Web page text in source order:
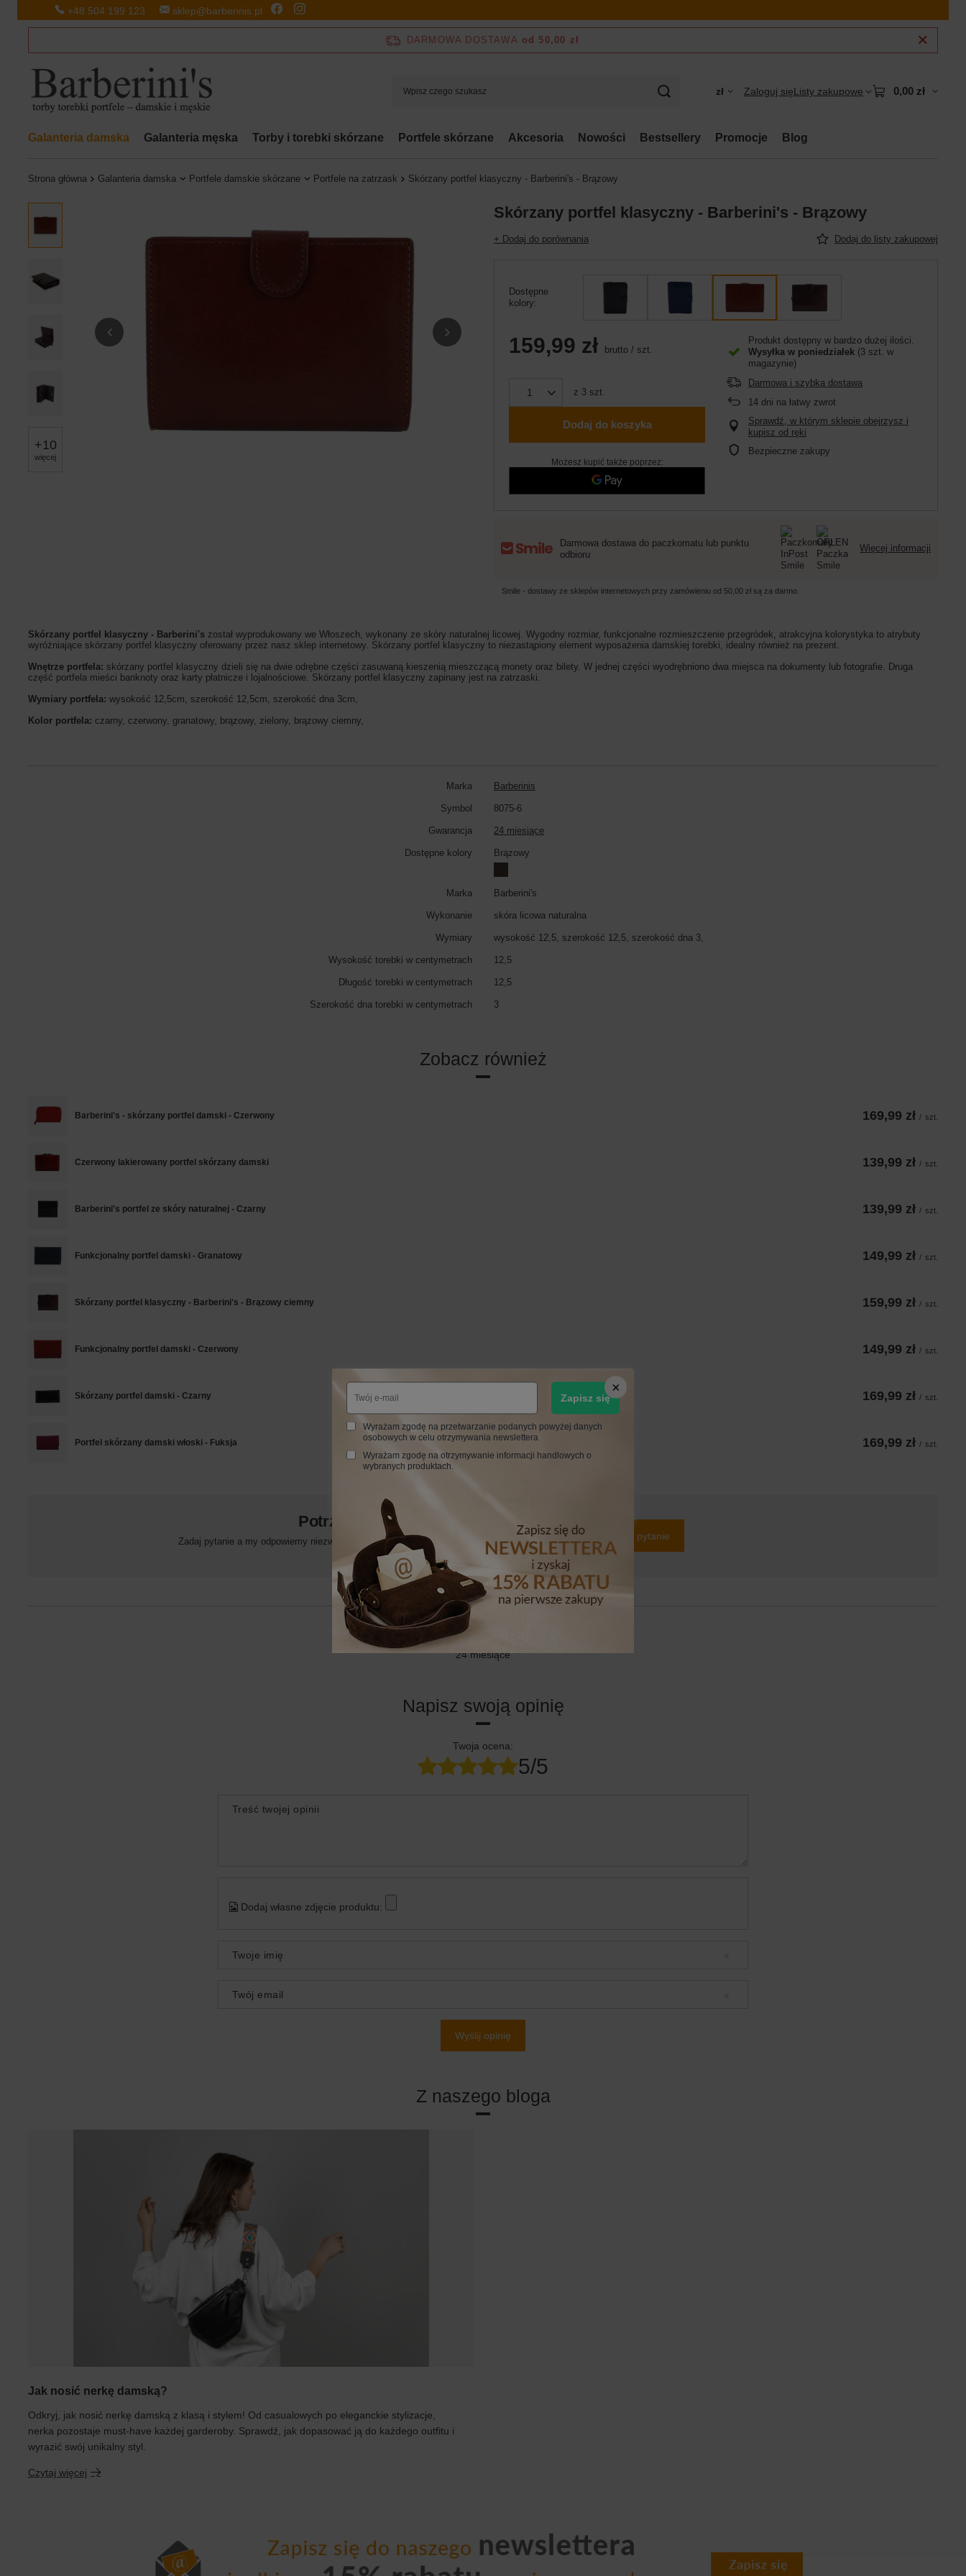
+48 504 199 123 sklep@barberinis.pl
DARMOWA DOSTAWA od 50,00 zł
zł Zaloguj sięListy zakupowe 0,00 zł
Galanteria damska Galanteria męska Torby i torebki skórzane Portfele skórzane Akcesoria Nowości Bestsellery Promocje Blog
Strona główna Galanteria damska Portfele damskie skórzane Portfele na zatrzask Skórzany portfel klasyczny - Barberini's - Brązowy
+10
więcej
Skórzany portfel klasyczny - Barberini's - Brązowy
+ Dodaj do porównania Dodaj do listy zakupowej
Dostępne
kolory
159,99 zł brutto / szt.
z 3 szt.
Dodaj do koszyka
Możesz kupić także poprzez:
Produkt dostępny w bardzo dużej ilości
Wysyłka w poniedziałek (3 szt. w
magazynie)
Darmowa i szybka dostawa
14 dni na łatwy zwrot
Sprawdź, w którym sklepie obejrzysz i
kupisz od ręki
Bezpieczne zakupy
Darmowa dostawa do paczkomatu lub punktu
odbioru
Więcej informacji
Smile - dostawy ze sklepów internetowych przy zamówieniu od 50,00 zł są za darmo.
Skórzany portfel klasyczny - Barberini's został wyprodukowany we Włoszech, wykonany ze skóry naturalnej licowej. Wygodny rozmiar, funkcjonalne rozmieszczenie przegródek, atrakcyjna kolorystyka to atrybuty
wyróżniające skórzany portfel klasyczny oferowany przez nasz sklep internetowy. Skórzany portfel klasyczny to niezastąpiony element wyposażenia damskiej torebki, idealny również na prezent.
Wnętrze portfela: skórzany portfel klasyczny dzieli się na dwie odrębne części zasuwaną kieszenią mieszczącą monety oraz bilety. W jednej części wyodrębniono dwa miejsca na dokumenty lub fotografie. Druga
część portfela mieści banknoty oraz karty płatnicze i lojalnościowe. Skórzany portfel klasyczny zapinany jest na zatrzaski.
Wymiary portfela: wysokość 12,5cm, szerokość 12,5cm, szerokość dna 3cm,
Kolor portfela: czarny, czerwony, granatowy, brązowy, zielony, brązowy ciemny,
Marka Barberinis
Symbol 8075-6
Gwarancja 24 miesiące
Dostępne kolory Brązowy
Marka Barberini's
Wykonanie skóra licowa naturalna
Wymiary wysokość 12,5, szerokość 12,5, szerokość dna 3,
Wysokość torebki w centymetrach 12,5
Długość torebki w centymetrach 12,5
Szerokość dna torebki w centymetrach 3
Zobacz również
Barberini's - skórzany portfel damski - Czerwony 169,99 zł / szt.
Czerwony lakierowany portfel skórzany damski 139,99 zł / szt.
Barberini's portfel ze skóry naturalnej - Czarny 139,99 zł / szt.
Funkcjonalny portfel damski - Granatowy 149,99 zł / szt.
Skórzany portfel klasyczny - Barberini's - Brązowy ciemny 159,99 zł / szt.
Funkcjonalny portfel damski - Czerwony 149,99 zł / szt.
Skórzany portfel damski - Czarny 169,99 zł / szt.
Portfel skórzany damski włoski - Fuksja 169,99 zł / szt.
Potrzebujesz pomocy? Masz pytania?
Zadaj pytanie a my odpowiemy niezwłocznie, najciekawsze pytania i odpowiedzi publikując dla
innych.
Zadaj pytanie
24 MIESIĄCE
24 miesiące
Napisz swoją opinię
Twoja ocena:
5/5
Treść twojej opinii
Dodaj własne zdjęcie produktu:
Twoje imię
Twój email
Wyślij opinię
Z naszego bloga
Jak nosić nerkę damską?
Odkryj, jak nosić nerkę damską z klasą i stylem! Od casualowych po eleganckie stylizacje,
nerka pozostaje must-have każdej garderoby. Sprawdź, jak dopasować ją do każdego outfitu i
wyrazić swój unikalny styl.
Czytaj więcej
Zapisz się
Wyrażam zgodę na przetwarzanie podanych powyżej danych
osobowych w celu otrzymywania newslettera
Wyrażam zgodę na otrzymywanie informacji handlowych o
wybranych produktach.